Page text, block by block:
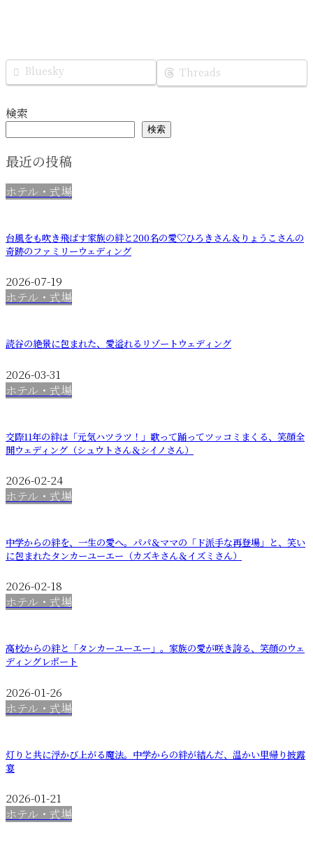
Bluesky Threads
検索
検索
最近の投稿
ホテル・式場
台風をも吹き飛ばす家族の絆と200名の愛♡ひろきさん＆りょうこさんの
奇跡のファミリーウェディング
2026-07-19
ホテル・式場
読谷の絶景に包まれた、愛溢れるリゾートウェディング
2026-03-31
ホテル・式場
交際11年の絆は「元気ハツラツ！」歌って踊ってツッコミまくる、笑顔全
開ウェディング（シュウトさん＆シイノさん）
2026-02-24
ホテル・式場
中学からの絆を、一生の愛へ。パパ＆ママの「ド派手な再登場」と、笑い
に包まれたタンカーユーエー（カズキさん＆イズミさん）
2026-02-18
ホテル・式場
高校からの絆と「タンカーユーエー」。家族の愛が咲き誇る、笑顔のウェ
ディングレポート
2026-01-26
ホテル・式場
灯りと共に浮かび上がる魔法。中学からの絆が結んだ、温かい里帰り披露
宴
2026-01-21
ホテル・式場